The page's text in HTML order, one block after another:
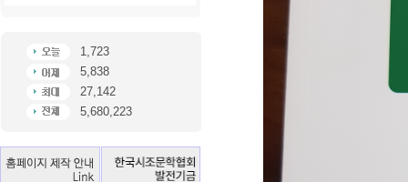
1,723
5,838
27,142
5,680,223